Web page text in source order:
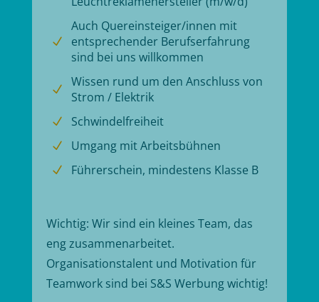
N
Auch Quereinsteiger/innen mit
entsprechender Berufserfahrung
sind bei uns willkommen
N
Wissen rund um den Anschluss von
Strom / Elektrik
N Schwindelfreiheit
N Umgang mit Arbeitsbühnen
N Führerschein, mindestens Klasse B
Wichtig: Wir sind ein kleines Team, das
eng zusammenarbeitet.
Organisationstalent und Motivation für
Teamwork sind bei S&S Werbung wichtig!